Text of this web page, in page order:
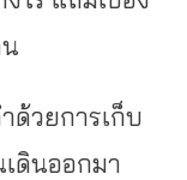
ด้วยการเก็บ
ดินออกมา